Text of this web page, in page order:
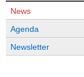
News
Agenda
Newsletter